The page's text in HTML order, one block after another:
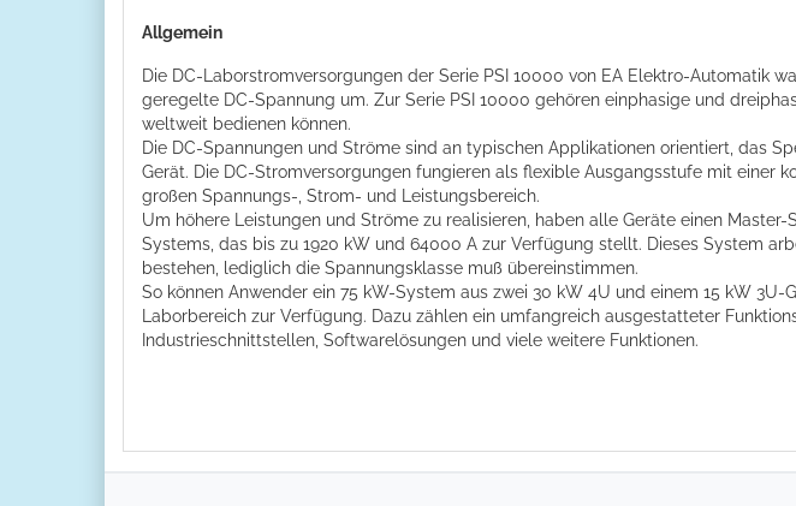
Allgemein
Die DC-Laborstromversorgungen der Serie PSI 10000 von EA Elektro-Automatik
geregelte DC-Spannung um. Zur Serie PSI 10000 gehören einphasige und
weltweit bedienen können.
Die DC-Spannungen und Ströme sind an typischen Applikationen orientiert, das
Gerät. Die DC-Stromversorgungen fungieren als flexible Ausgangsstufe mit einer
großen Spannungs-, Strom- und Leistungsbereich.
Um höhere Leistungen und Ströme zu realisieren, haben alle Geräte einen
Systems, das bis zu 1920 kW und 64000 A zur Verfügung stellt. Dieses System
bestehen, lediglich die Spannungsklasse muß übereinstimmen.
So können Anwender ein 75 kW-System aus zwei 30 kW 4U und einem 15 kW
Laborbereich zur Verfügung. Dazu zählen ein umfangreich ausgestatteter
Industrieschnittstellen, Softwarelösungen und viele weitere Funktionen.